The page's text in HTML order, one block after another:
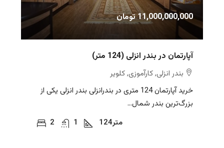
11,000,000,000 تومان
آپارتمان در بندر انزلی (124 متر)
بندر انزلی, کارآموزی, کلویر
خرید آپارتمان 124 متری در بندرانزلی بندر انزلی یکی از
بزرگ‌ترین بندر شمال...
2
1 124متر